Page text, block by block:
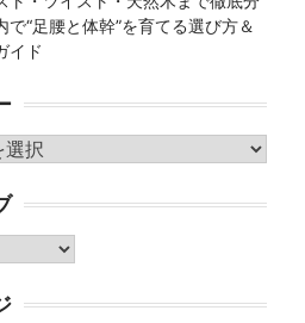
で“足腰と体幹”を育てる選び方＆
イド